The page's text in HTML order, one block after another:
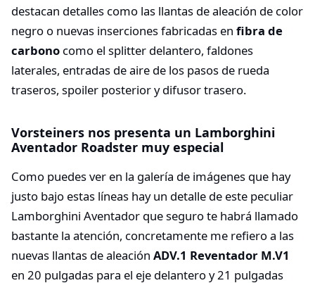
destacan detalles como las llantas de aleación de color
negro o nuevas inserciones fabricadas en fibra de
carbono como el splitter delantero, faldones
laterales, entradas de aire de los pasos de rueda
traseros, spoiler posterior y difusor trasero.
Vorsteiners nos presenta un Lamborghini
Aventador Roadster muy especial
Como puedes ver en la galería de imágenes que hay
justo bajo estas líneas hay un detalle de este peculiar
Lamborghini Aventador que seguro te habrá llamado
bastante la atención, concretamente me refiero a las
nuevas llantas de aleación ADV.1 Reventador M.V1
en 20 pulgadas para el eje delantero y 21 pulgadas